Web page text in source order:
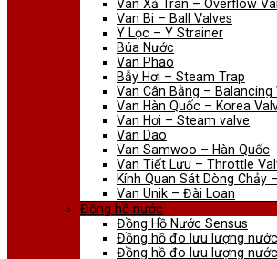
Van Xả Tràn – Overflow
Van Bi – Ball Valves
Y Lọc – Y Strainer
Búa Nước
Van Phao
Bẫy Hơi – Steam Trap
Van Cân Bằng – Balancing
Van Hàn Quốc – Korea
Van Hơi – Steam valve
Van Dao
Van Samwoo – Hàn Quốc
Van Tiết Lưu – Throttle
Kính Quan Sát Dòng Chảy
Van Unik – Đài Loan
Đồng hồ nước
Đồng Hồ Nước Sensus
Đồng hồ đo lưu lượng
Đồng hồ đo lưu lượng